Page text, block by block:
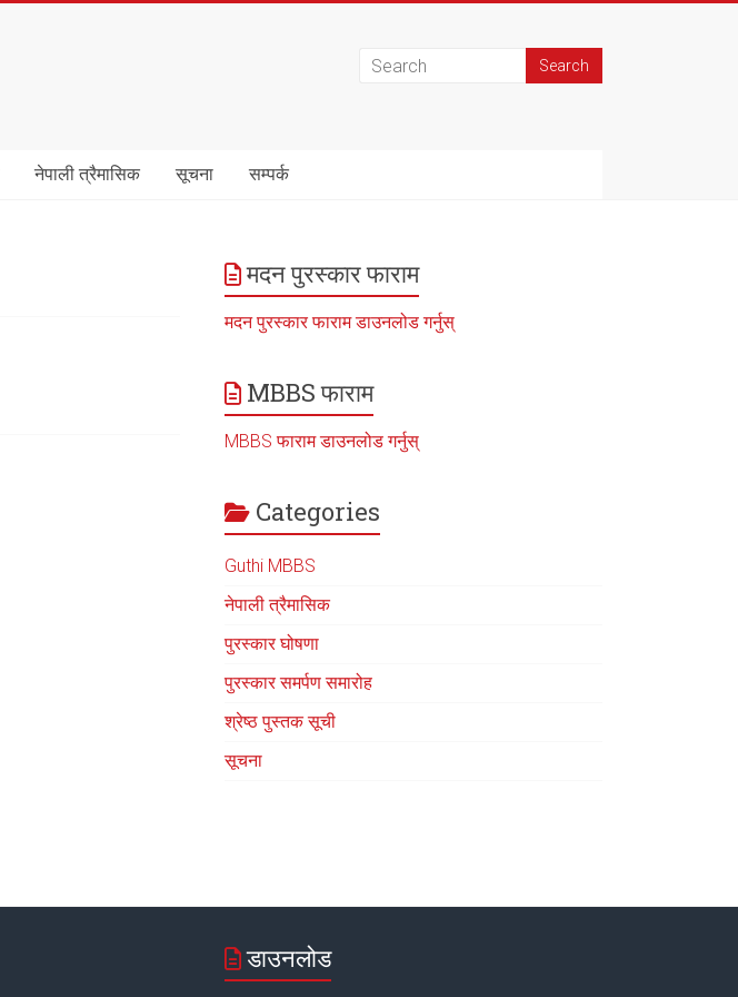
नेपाली त्रैमासिक सूचना सम्पर्क
मदन पुरस्कार फाराम
मदन पुरस्कार फाराम डाउनलोड गर्नुस्
MBBS फाराम
MBBS फाराम डाउनलोड गर्नुस्
Categories
Guthi MBBS
नेपाली त्रैमासिक
पुरस्कार घोषणा
पुरस्कार समर्पण समारोह
श्रेष्ठ पुस्तक सूची
सूचना
डाउनलोड